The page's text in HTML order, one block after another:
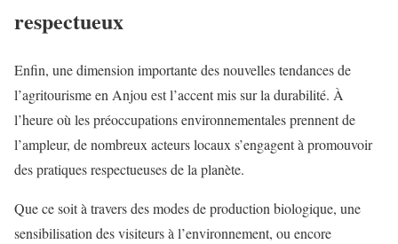
respectueux
Enfin, une dimension importante des nouvelles tendances de
l’agritourisme en Anjou est l’accent mis sur la durabilité. À
l’heure où les préoccupations environnementales prennent de
l’ampleur, de nombreux acteurs locaux s’engagent à promouvoir
des pratiques respectueuses de la planète.
Que ce soit à travers des modes de production biologique, une
sensibilisation des visiteurs à l’environnement, ou encore